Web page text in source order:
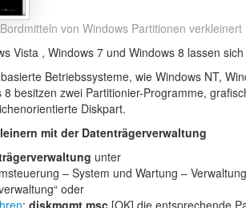
von Windows Partitionen verkleinert
Vista , Windows 7 und Windows 8 lassen
Betriebssysteme, wie Windows NT,
8 besitzen zwei Partitionier-Programme,
Diskpart.
mit der Datenträgerverwaltung
unter
– System und Wartung –
oder